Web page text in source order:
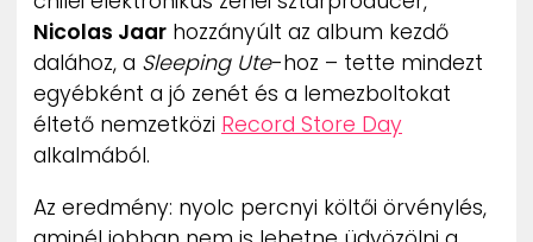
Nicolas Jaar hozzányúlt az album kezdő
dalához, a Sleeping Ute-hoz – tette mindezt
egyébként a jó zenét és a lemezboltokat
éltető nemzetközi Record Store Day
alkalmából.
Az eredmény: nyolc percnyi költői örvénylés,